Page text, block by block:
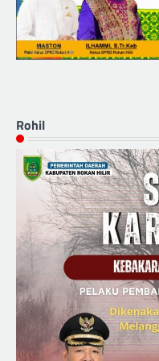
Rohil